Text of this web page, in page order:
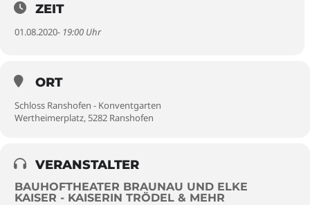
ZEIT
01.08.2020- 19:00 Uhr
ORT
Schloss Ranshofen - Konventgarten
Wertheimerplatz, 5282 Ranshofen
VERANSTALTER
BAUHOFTHEATER BRAUNAU UND ELKE
KAISER - KAISERIN TRÖDEL & MEHR